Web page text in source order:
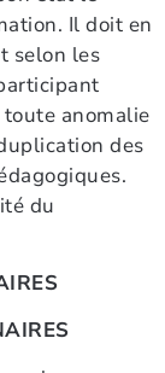
Il doit en
selon les
anomalie
des
du